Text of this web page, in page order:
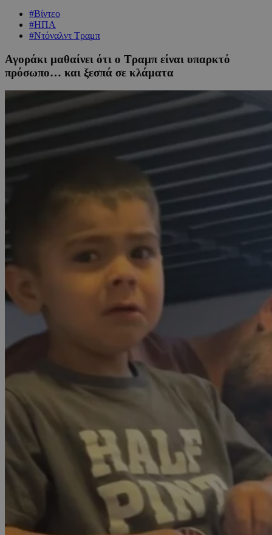
#Βίντεο
#ΗΠΑ
#Ντόναλντ Τραμπ
Αγοράκι μαθαίνει ότι ο Τραμπ είναι υπαρκτό
πρόσωπο… και ξεσπά σε κλάματα